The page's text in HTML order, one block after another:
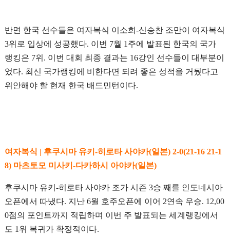
반면 한국 선수들은 여자복식 이소희-신승찬 조만이 여자복식
3위로 입상에 성공했다. 이번 7월 1주에 발표된 한국의 국가
랭킹은 7위. 이번 대회 최종 결과는 16강인 선수들이 대부분이
었다. 최신 국가랭킹에 비한다면 되려 좋은 성적을 거뒀다고
위안해야 할 현재 한국 배드민턴이다.
여자복식 | 후쿠시마 유키-히로타 사야카(일본) 2-0(21-16 21-1
8) 마츠토모 미사키-다카하시 아야카(일본)
후쿠시마 유키-히로타 사야카 조가 시즌 3승 째를 인도네시아
오픈에서 따냈다. 지난 6월 호주오픈에 이어 2연속 우승. 12,00
0점의 포인트까지 적립하며 이번 주 발표되는 세계랭킹에서
도 1위 복귀가 확정적이다.